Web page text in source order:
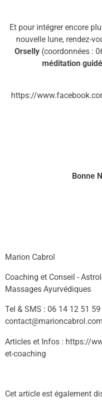
Et pour intégrer encore
nouvelle lune, rendez-
Orselly (coordonnées :
méditation
https://
Bonne
Marion Cabrol
Coaching et Conseil -
Massages Ayurvédiques
Tel & SMS : 06 14 12 51
contact@marioncabrol.com
Articles et Infos : https://
et-coaching
Cet article est également